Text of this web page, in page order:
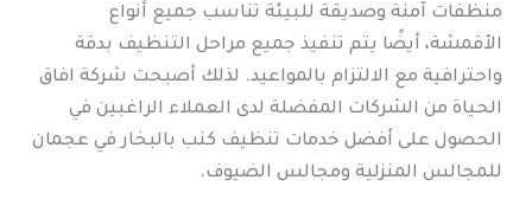
منظفات آمنة وصديقة للبيئة تناسب جميع أنواع
الأقمشة، أيضًا يتم تنفيذ جميع مراحل التنظيف بدقة
واحترافية مع الالتزام بالمواعيد. لذلك أصبحت شركة افاق
الحياة من الشركات المفضلة لدى العملاء الراغبين في
الحصول على أفضل خدمات تنظيف كنب بالبخار في عجمان
للمجالس المنزلية ومجالس الضيوف.